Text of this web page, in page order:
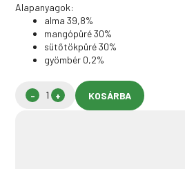
Alapanyagok:
alma 39,8%
mangópüré 30%
sütőtökpüré 30%
gyömbér 0,2%
KOSÁRBA